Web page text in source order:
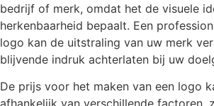
bedrijf of merk, omdat het de visuele
herkenbaarheid bepaalt. Een
logo kan de uitstraling van uw merk
blijvende indruk achterlaten bij uw
De prijs voor het maken van een logo